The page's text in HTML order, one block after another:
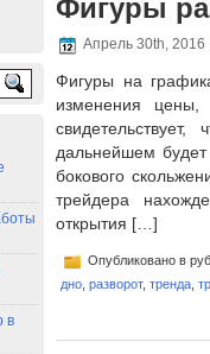
в
Фигуры
Апрель 30th, 2016
Фигуры на
изменения цены,
дальнейшем
бокового
трейдера
открытия […]
Опубликовано в
дно разворот, тренда